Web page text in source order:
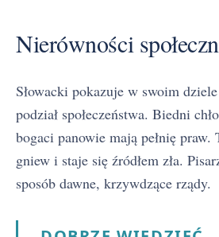
Nierówności
Słowacki pokazuje w swoim
podział społeczeństwa. Biedni
bogaci panowie mają pełnię praw.
gniew i staje się źródłem zła.
sposób dawne, krzywdzące rządy.